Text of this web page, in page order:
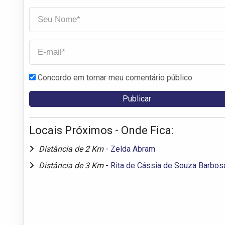
Concordo em tornar meu comentário público
Locais Próximos - Onde Fica:
Distância de 2 Km - Zelda Abram
Distância de 3 Km - Rita de Cássia de Souza